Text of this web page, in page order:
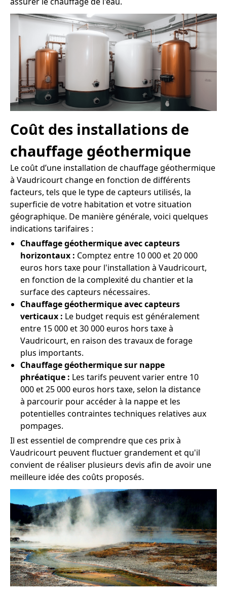
Coût des installations de
chauffage géothermique
Le coût d’une installation de chauffage géothermique
à Vaudricourt change en fonction de différents
facteurs, tels que le type de capteurs utilisés, la
superficie de votre habitation et votre situation
géographique. De manière générale, voici quelques
indications tarifaires :
Chauffage géothermique avec capteurs
horizontaux : Comptez entre 10 000 et 20 000
euros hors taxe pour l'installation à Vaudricourt,
en fonction de la complexité du chantier et la
surface des capteurs nécessaires.
Chauffage géothermique avec capteurs
verticaux : Le budget requis est généralement
entre 15 000 et 30 000 euros hors taxe à
Vaudricourt, en raison des travaux de forage
plus importants.
Chauffage géothermique sur nappe
phréatique : Les tarifs peuvent varier entre 10
000 et 25 000 euros hors taxe, selon la distance
à parcourir pour accéder à la nappe et les
potentielles contraintes techniques relatives aux
pompages.
Il est essentiel de comprendre que ces prix à
Vaudricourt peuvent fluctuer grandement et qu'il
convient de réaliser plusieurs devis afin de avoir une
meilleure idée des coûts proposés.